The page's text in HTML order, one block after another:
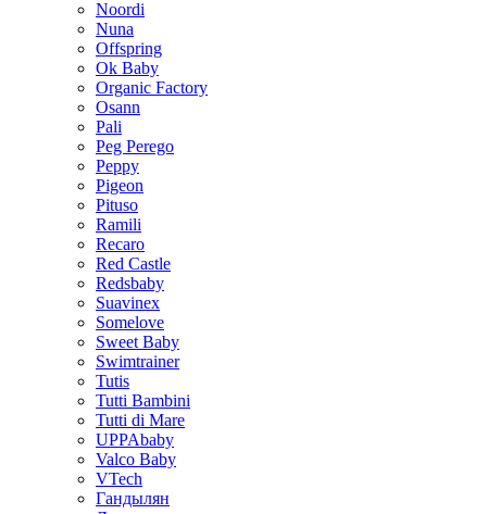
Noordi
Nuna
Offspring
Ok Baby
Organic Factory
Osann
Pali
Peg Perego
Peppy
Pigeon
Pituso
Ramili
Recaro
Red Castle
Redsbaby
Suavinex
Somelove
Sweet Baby
Swimtrainer
Tutis
Tutti Bambini
Tutti di Mare
UPPAbaby
Valco Baby
VTech
Гандылян